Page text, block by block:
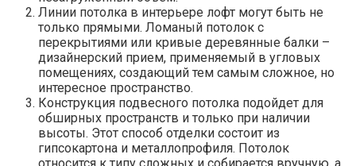
Линии потолка в интерьере лофт могут быть не
только прямыми. Ломаный потолок с
перекрытиями или кривые деревянные балки –
дизайнерский прием, применяемый в угловых
помещениях, создающий тем самым сложное, но
интересное пространство.
Конструкция подвесного потолка подойдет для
обширных пространств и только при наличии
высоты. Этот способ отделки состоит из
гипсокартона и металлопрофиля. Потолок
относится к типу сложных и собирается вручную, а